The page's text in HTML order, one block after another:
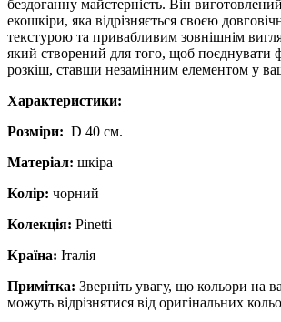
бездоганну майстерність. Він виготовлений
екошкіри, яка відрізняється своєю
текстурою та привабливим зовнішнім
який створений для того, щоб поєднувати
розкіш, ставши незамінним елементом у
Характеристики:
Розміри: D 40 см.
Матеріал: шкіра
Колір: чорний
Колекція: Pinetti
Країна: Італія
Примітка: Зверніть увагу, що кольори на
можуть відрізнятися від оригінальних